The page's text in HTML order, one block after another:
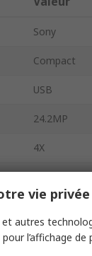
Sony
Compact
USB
24.2MP
4X
4K
vie privée
autres
l’affichage